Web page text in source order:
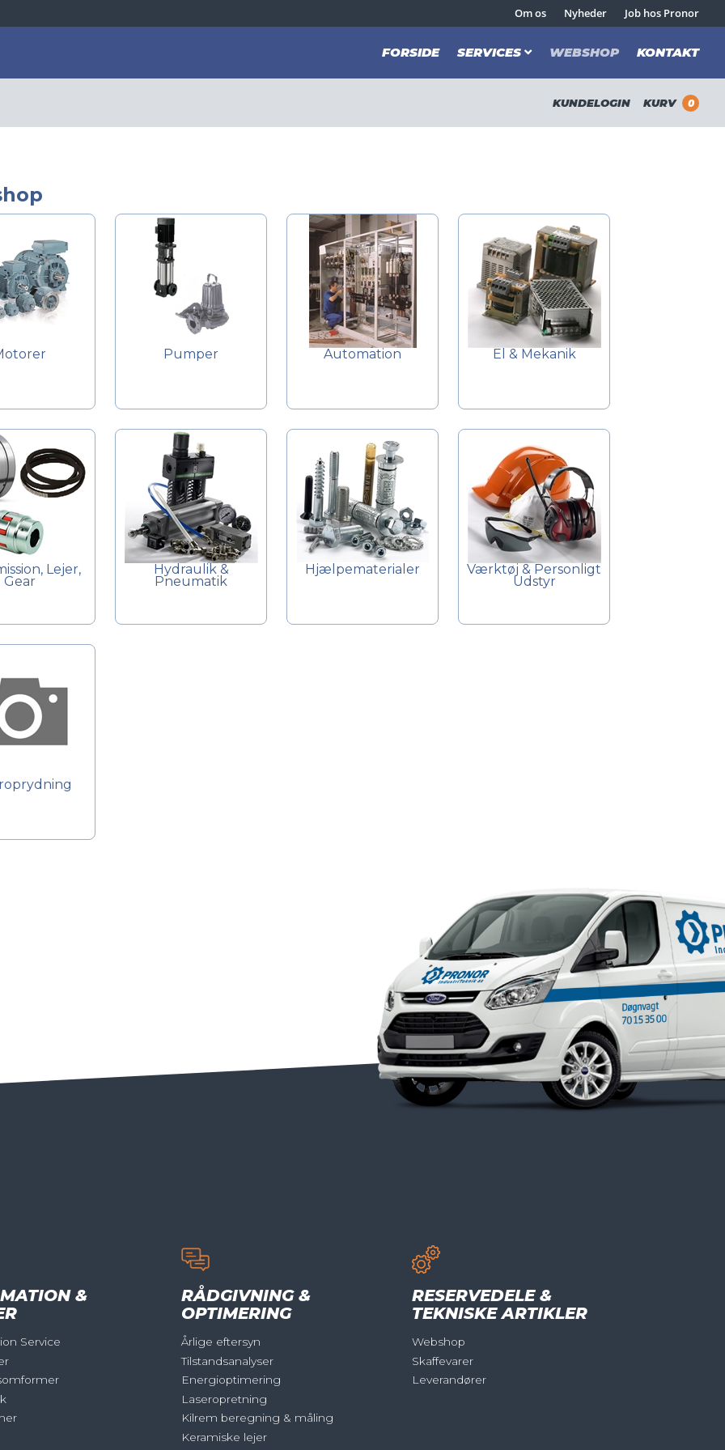
Om os Nyheder Job hos Pronor
FORSIDE SERVICES WEBSHOP KONTAKT
KUNDELOGIN KURV 0
Pumper Automation El & Mekanik
Lejer,
Gear
Hydraulik &
Pneumatik
Hjælpematerialer Værktøj & Personligt
Udstyr
&
Service
RÅDGIVNING &
OPTIMERING
Årlige eftersyn
Tilstandsanalyser
Energioptimering
Laseropretning
Kilrem beregning & måling
Keramiske lejer
RESERVEDELE &
TEKNISKE ARTIKLER
Webshop
Skaffevarer
Leverandører